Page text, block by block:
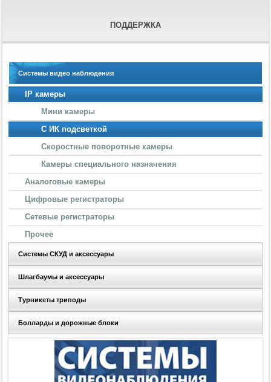
ПОДДЕРЖКА
Системы видео наблюдения
IP камеры
Мини камеры
С ИК подсветкой
Скоростные поворотные камеры
Камеры специального назначения
Аналоговые камеры
Цифровые регистраторы
Сетевые регистраторы
Прочее
Системы СКУД и аксессуары
Шлагбаумы и аксессуары
Турникеты триподы
Болларды и дорожные блоки